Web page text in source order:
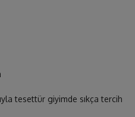
tesettür giyimde sıkça tercih